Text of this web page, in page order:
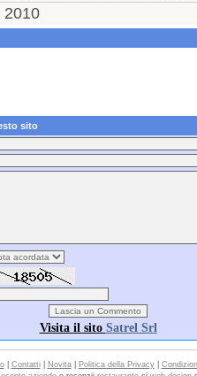
2010
sito
Visita il sito Satrel Srl
| Contatti| Novita| Politica della Privacy|